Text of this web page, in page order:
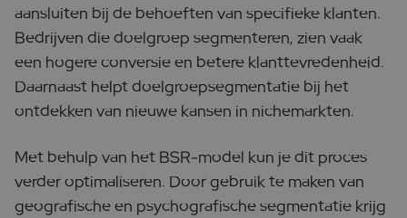
aansluiten bij de behoeften van specifieke klanten.
Bedrijven die doelgroep segmenteren, zien vaak
een hogere conversie en betere klanttevredenheid.
Daarnaast helpt doelgroepsegmentatie bij het
ontdekken van nieuwe kansen in nichemarkten.
Met behulp van het BSR-model kun je dit proces
verder optimaliseren. Door gebruik te maken van
geografische en psychografische segmentatie krijg